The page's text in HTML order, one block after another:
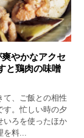
やかなアクセ
と鶏肉の味噌
て、ご飯との相性
す。忙しい時の夕
いろを使ったほか
料...